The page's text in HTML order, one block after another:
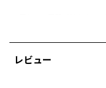
レビュー
伸縮性：あり